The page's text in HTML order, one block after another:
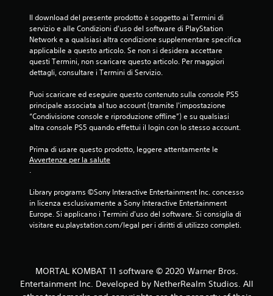
l
l
e
u
c
q
u
a
Il download del presente prodotto è soggetto ai Termini di
servizio e alle Condizioni d'uso del software di PlayStation
Network e a qualsiasi altra condizione supplementare specifica
applicabile a questo articolo. Se non si desidera accettare
questi Termini, non scaricare questo articolo. Per maggiori
dettagli, consultare i Termini di Servizio.
Puoi scaricare ed eseguire questo contenuto sulla console PS5
principale associata al tuo account (tramite l'impostazione
“Condivisione console e riproduzione offline”) e su qualsiasi
altra console PS5 quando effettui il login con lo stesso account.
Prima di usare questo prodotto, leggere attentamente le
Avvertenze per la salute
.
Library programs ©Sony Interactive Entertainment Inc. concesso
in licenza esclusivamente a Sony Interactive Entertainment
Europe. Si applicano i Termini d'uso del software. Si consiglia di
visitare eu.playstation.com/legal per i diritti di utilizzo completi.
MORTAL KOMBAT 11 software © 2020 Warner Bros.
Entertainment Inc. Developed by NetherRealm Studios. All